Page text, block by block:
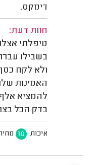
דימקס.
חוות דעת:
טיפלתי
בשבילו
ולא לקח
האמינות
להמציא אלף
בדק הכל
איכות 10